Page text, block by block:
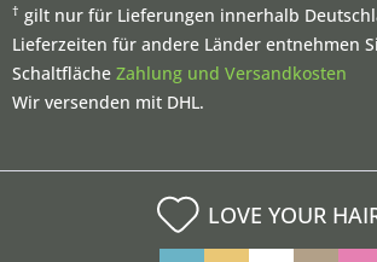
† gilt nur für Lieferungen innerhalb
Lieferzeiten für andere Länder entnehmen
Schaltfläche Zahlung und Versandkosten
Wir versenden mit DHL.
LOVE YOUR